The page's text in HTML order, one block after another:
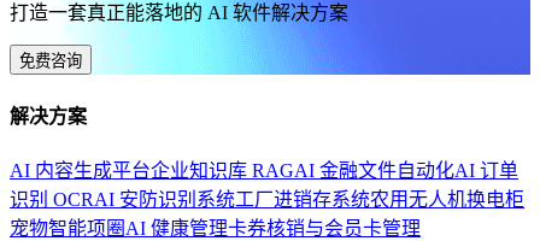
打造一套真正能落地的 AI 软件解决方案
免费咨询
解决方案
AI 内容生成平台企业知识库 RAGAI 金融文件自动化AI 订单
识别 OCRAI 安防识别系统工厂进销存系统农用无人机换电柜
宠物智能项圈 AI 健康管理卡券核销与会员卡管理